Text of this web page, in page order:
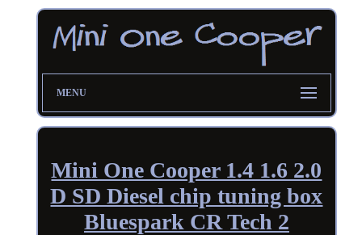
MENU
Mini One Cooper 1.4 1.6 2.0
D SD Diesel chip tuning box
Bluespark CR Tech 2